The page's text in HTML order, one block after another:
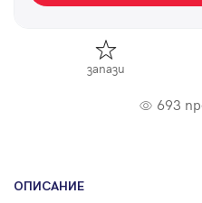
запази
693
ОПИСАНИЕ